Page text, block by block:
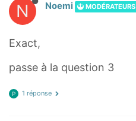
N Noemi MODÉRATEURS
Exact,
passe à la question 3
P 1 réponse